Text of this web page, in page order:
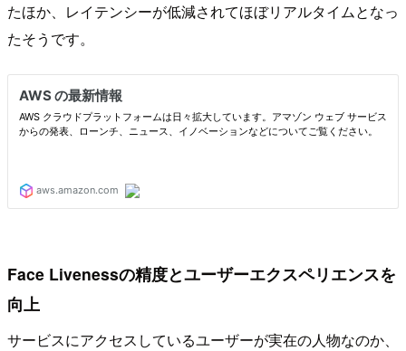
たほか、レイテンシーが低減されてほぼリアルタイムとなっ
たそうです。
Face Livenessの精度とユーザーエクスペリエンスを
向上
サービスにアクセスしているユーザーが実在の人物なのか、